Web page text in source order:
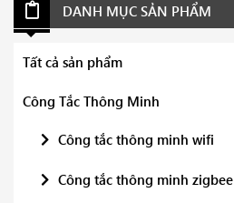
DANH MỤC SẢN PHẨM
Tất cả sản phẩm
Công Tắc Thông Minh
Công tắc thông minh wifi
Công tắc thông minh zigbee